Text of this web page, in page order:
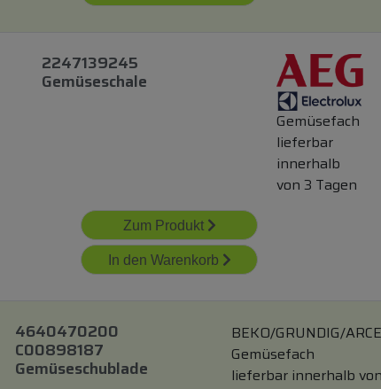
2247139245
Gemüseschale
Gemüsefach
lieferbar
innerhalb
von 3 Tagen
Zum Produkt
In den Warenkorb
4640470200
C00898187
Gemüseschublade
BEKO/GRUNDIG/
Gemüsefach
lieferbar innerhalb